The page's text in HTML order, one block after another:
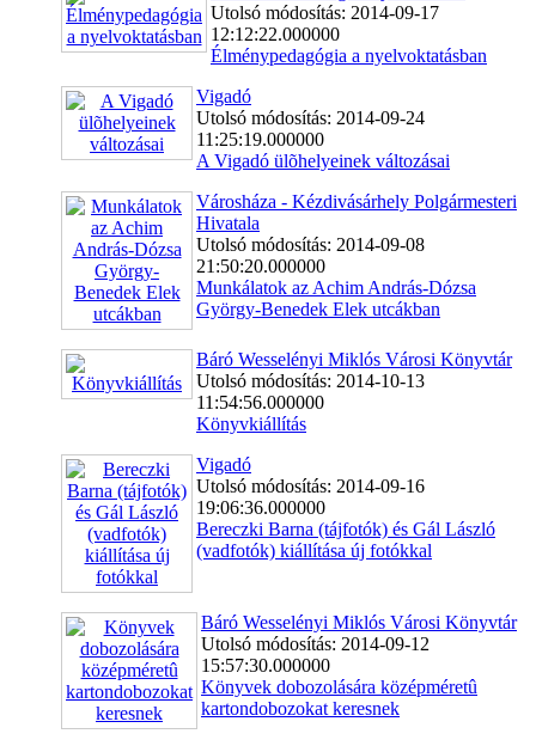
Utolsó módosítás: 2014-09-17
12:12:22.000000
Élménypedagógia a nyelvoktatásban
Vigadó
Utolsó módosítás: 2014-09-24
11:25:19.000000
A Vigadó ülõhelyeinek változásai
Városháza - Kézdivásárhely Polgármesteri
Hivatala
Utolsó módosítás: 2014-09-08
21:50:20.000000
Munkálatok az Achim András-Dózsa
György-Benedek Elek utcákban
Báró Wesselényi Miklós Városi Könyvtár
Utolsó módosítás: 2014-10-13
11:54:56.000000
Könyvkiállítás
Vigadó
Utolsó módosítás: 2014-09-16
19:06:36.000000
Bereczki Barna (tájfotók) és Gál László
(vadfotók) kiállítása új fotókkal
Báró Wesselényi Miklós Városi Könyvtár
Utolsó módosítás: 2014-09-12
15:57:30.000000
Könyvek dobozolására középméretû
kartondobozokat keresnek